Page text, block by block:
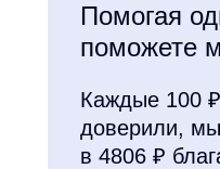
Помогая
поможете
Каждые 100
доверили,
в 4806 ₽